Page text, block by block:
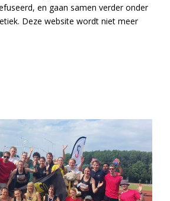
en gaan samen verder onder
Deze website wordt niet meer